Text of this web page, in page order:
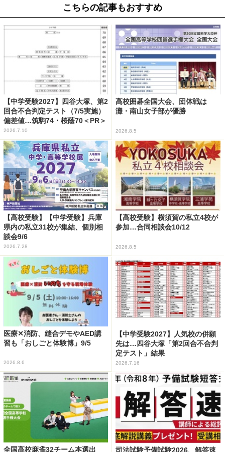
こちらの記事もおすすめ
【中学受験2027】四谷大塚、第2
回合不合判定テスト（7/5実施）
偏差値…筑駒74・桜蔭70＜PR＞
2026.7.10
高校囲碁全国大会、団体戦は
灘・南山女子部が優勝
2026.8.5
【高校受験】【中学受験】兵庫
県内の私立31校が集結、個別相
談会9/6
2026.7.28
【高校受験】横須賀の私立4校が
参加…合同相談会10/12
2026.8.5
医療✕消防、縫合デモやAED講
習も「おしごと体験博」9/5
2026.8.6
【中学受験2027】人気校の併願
先は…四谷大塚「第2回合不合判
定テスト」結果
2026.7.16
全国高校麻雀32チーム本選出
司法試験予備試験2026、解答速